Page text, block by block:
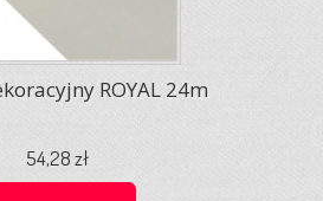
ROYAL 24m
54,28 zł